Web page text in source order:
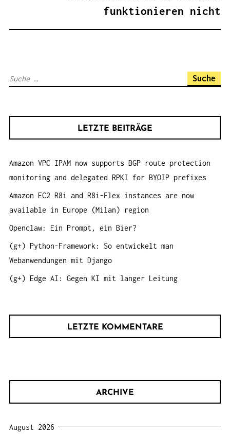
G
O
funktionieren nicht
S
a
c
h
:
LETZTE BEITRÄGE
Amazon VPC IPAM now supports BGP route protection
monitoring and delegated RPKI for BYOIP prefixes
Amazon EC2 R8i and R8i-Flex instances are now
available in Europe (Milan) region
Openclaw: Ein Prompt, ein Bier?
(g+) Python-Framework: So entwickelt man
Webanwendungen mit Django
(g+) Edge AI: Gegen KI mit langer Leitung
LETZTE KOMMENTARE
ARCHIVE
August 2026